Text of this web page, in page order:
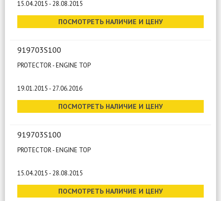
15.04.2015 - 28.08.2015
ПОСМОТРЕТЬ НАЛИЧИЕ И ЦЕНУ
919703S100
PROTECTOR - ENGINE TOP
19.01.2015 - 27.06.2016
ПОСМОТРЕТЬ НАЛИЧИЕ И ЦЕНУ
919703S100
PROTECTOR - ENGINE TOP
15.04.2015 - 28.08.2015
ПОСМОТРЕТЬ НАЛИЧИЕ И ЦЕНУ